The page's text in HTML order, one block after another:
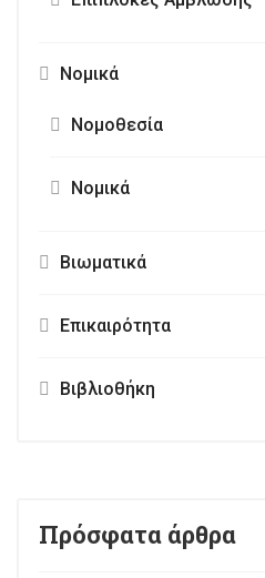
Νομικά
Νομοθεσία
Νομικά
Βιωματικά
Επικαιρότητα
Βιβλιοθήκη
Πρόσφατα άρθρα